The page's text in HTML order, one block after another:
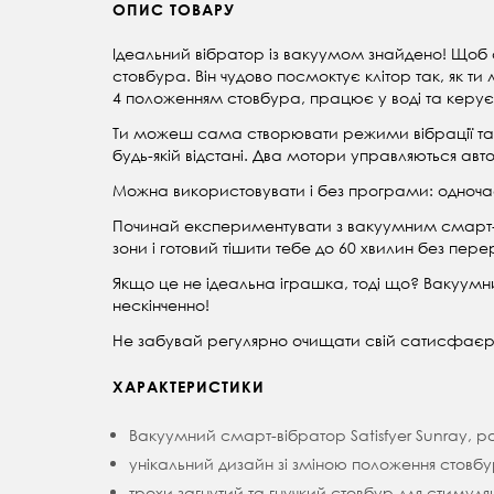
ОПИС ТОВАРУ
Ідеальний вібратор із вакуумом знайдено!
стовбура. Він чудово посмоктує клітор так, як
4 положенням стовбура, працює у воді та
Ти можеш сама створювати режими вібрації та
будь-якій відстані. Два мотори управляються
Можна використовувати і без програми:
Починай експериментувати з вакуумним смарт-
зони і готовий тішити тебе до 60 хвилин без
Якщо це не ідеальна іграшка, тоді що?
нескінченно!
Не забувай регулярно очищати свій
ХАРАКТЕРИСТИКИ
Вакуумний смарт-вібратор Satisfyer Sunray,
унікальний дизайн зі зміною положення